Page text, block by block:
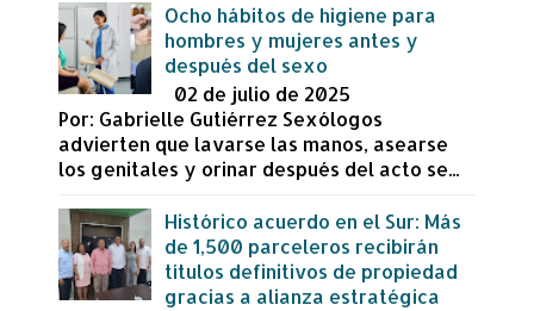
Ocho hábitos de higiene para
hombres y mujeres antes y
después del sexo
02 de julio de 2025
Por: Gabrielle Gutiérrez Sexólogos
advierten que lavarse las manos, asearse
los genitales y orinar después del acto se...
Histórico acuerdo en el Sur: Más
de 1,500 parceleros recibirán
títulos definitivos de propiedad
gracias a alianza estratégica